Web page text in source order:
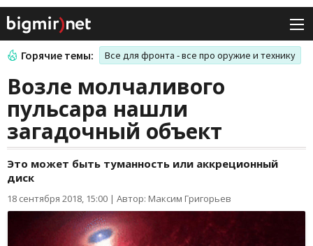
Горячие темы: Все для фронта - все про оружие и технику
Возле молчаливого
пульсара нашли
загадочный объект
Это может быть туманность или аккреционный
диск
18 сентября 2018, 15:00 | Автор: Максим Григорьев